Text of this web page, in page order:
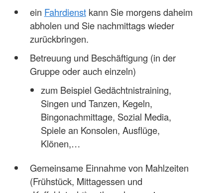
ein Fahrdienstkann Sie morgens daheim
abholen und Sie nachmittags wieder
zurückbringen.
Betreuung und Beschäftigung (in der
Gruppe oder auch einzeln)
zum Beispiel Gedächtnistraining,
Singen und Tanzen, Kegeln,
Bingonachmittage, Sozial Media,
Spiele an Konsolen, Ausflüge,
Klönen,…
Gemeinsame Einnahme von Mahlzeiten
(Frühstück, Mittagessen und